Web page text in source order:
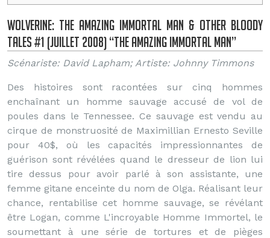
Wolverine: The Amazing Immortal Man & Other Bloody
Tales #1 (Juillet 2008) “The Amazing Immortal Man”
Scénariste: David Lapham; Artiste: Johnny Timmons
Des histoires sont racontées sur cinq hommes
enchaînant un homme sauvage accusé de vol de
poules dans le Tennessee. Ce sauvage est vendu au
cirque de monstruosité de Maximillian Ernesto Seville
pour 40$, où les capacités impressionnantes de
guérison sont révélées quand le dresseur de lion lui
tire dessus pour avoir parlé à son assistante, une
femme gitane enceinte du nom de Olga. Réalisant leur
chance, rentabilise cet homme sauvage, se révélant
être Logan, comme L'incroyable Homme Immortel, le
soumettant à une série de tortures et de pièges